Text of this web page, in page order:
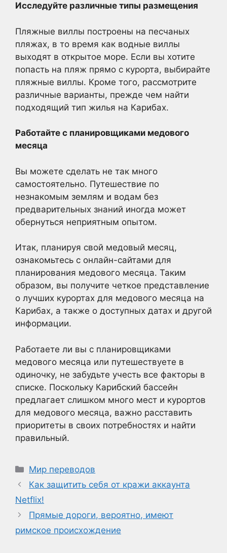
Исследуйте различные типы размещения
Пляжные виллы построены на песчаных
пляжах, в то время как водные виллы
выходят в открытое море. Если вы хотите
попасть на пляж прямо с курорта, выбирайте
пляжные виллы. Кроме того, рассмотрите
различные варианты, прежде чем найти
подходящий тип жилья на Карибах.
Работайте с планировщиками медового
месяца
Вы можете сделать не так много
самостоятельно. Путешествие по
незнакомым землям и водам без
предварительных знаний иногда может
обернуться неприятным опытом.
Итак, планируя свой медовый месяц,
ознакомьтесь с онлайн-сайтами для
планирования медового месяца. Таким
образом, вы получите четкое представление
о лучших курортах для медового месяца на
Карибах, а также о доступных датах и другой
информации.
Работаете ли вы с планировщиками
медового месяца или путешествуете в
одиночку, не забудьте учесть все факторы в
списке. Поскольку Карибский бассейн
предлагает слишком много мест и курортов
для медового месяца, важно расставить
приоритеты в своих потребностях и найти
правильный.
Рубрики
Мир переводов
Как защитить себя от кражи аккаунта
Netflix!
Прямые дороги, вероятно, имеют
римское происхождение